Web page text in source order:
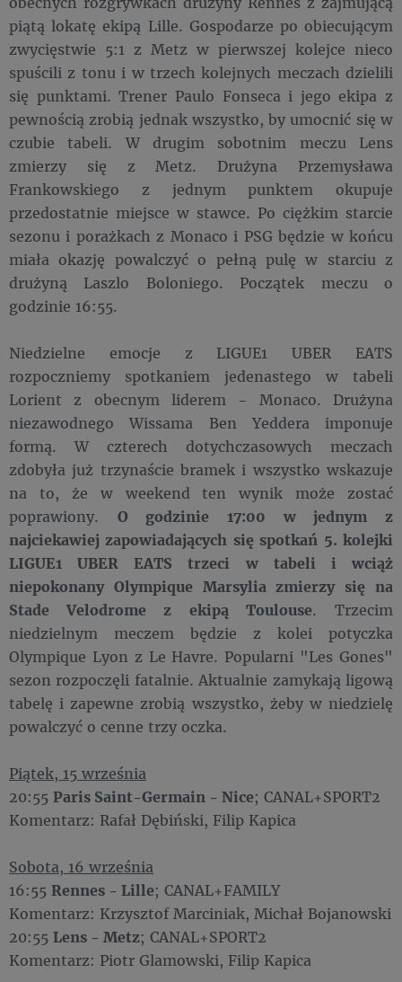
piątą lokatę ekipą Lille. Gospodarze po obiecującym
zwycięstwie 5:1 z Metz w pierwszej kolejce nieco
spuścili z tonu i w trzech kolejnych meczach dzielili
się punktami. Trener Paulo Fonseca i jego ekipa z
pewnością zrobią jednak wszystko, by umocnić się w
czubie tabeli. W drugim sobotnim meczu Lens
zmierzy się z Metz. Drużyna Przemysława
Frankowskiego z jednym punktem okupuje
przedostatnie miejsce w stawce. Po ciężkim starcie
sezonu i porażkach z Monaco i PSG będzie w końcu
miała okazję powalczyć o pełną pulę w starciu z
drużyną Laszlo Boloniego. Początek meczu o
godzinie 16:55.
Niedzielne emocje z LIGUE1 UBER EATS
rozpoczniemy spotkaniem jedenastego w tabeli
Lorient z obecnym liderem - Monaco. Drużyna
niezawodnego Wissama Ben Yeddera imponuje
formą. W czterech dotychczasowych meczach
zdobyła już trzynaście bramek i wszystko wskazuje
na to, że w weekend ten wynik może zostać
poprawiony. O godzinie 17:00 w jednym z
najciekawiej zapowiadających się spotkań 5. kolejki
LIGUE1 UBER EATS trzeci w tabeli i wciąż
niepokonany Olympique Marsylia zmierzy się na
Stade Velodrome z ekipą Toulouse. Trzecim
niedzielnym meczem będzie z kolei potyczka
Olympique Lyon z Le Havre. Popularni "Les Gones"
sezon rozpoczęli fatalnie. Aktualnie zamykają ligową
tabelę i zapewne zrobią wszystko, żeby w niedzielę
powalczyć o cenne trzy oczka.
Piątek, 15 września
20:55 Paris Saint-Germain - Nice; CANAL+SPORT2
Komentarz: Rafał Dębiński, Filip Kapica
Sobota, 16 września
16:55 Rennes - Lille; CANAL+FAMILY
Komentarz: Krzysztof Marciniak, Michał Bojanowski
20:55 Lens - Metz; CANAL+SPORT2
Komentarz: Piotr Glamowski, Filip Kapica